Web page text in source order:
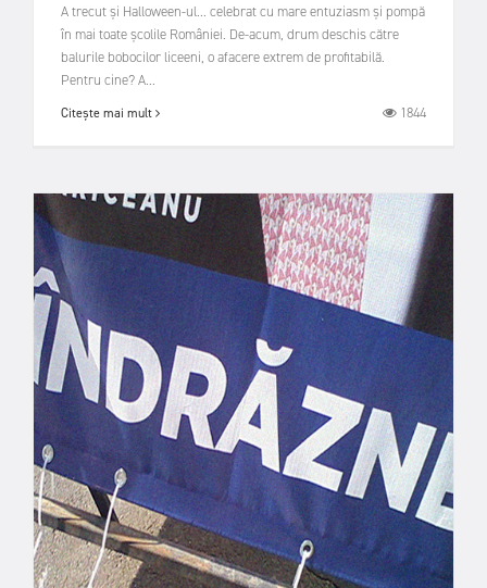
A trecut și Halloween-ul... celebrat cu mare entuziasm și pompă
în mai toate școlile României. De-acum, drum deschis către
balurile bobocilor liceeni, o afacere extrem de profitabilă.
Pentru cine? A...
Citește mai mult 1844